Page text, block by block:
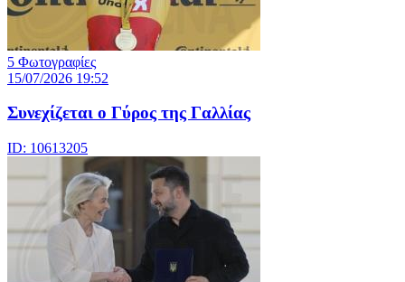
5 Φωτογραφίες
15/07/2026 19:52
Συνεχίζεται ο Γύρος της Γαλλίας
ID: 10613205